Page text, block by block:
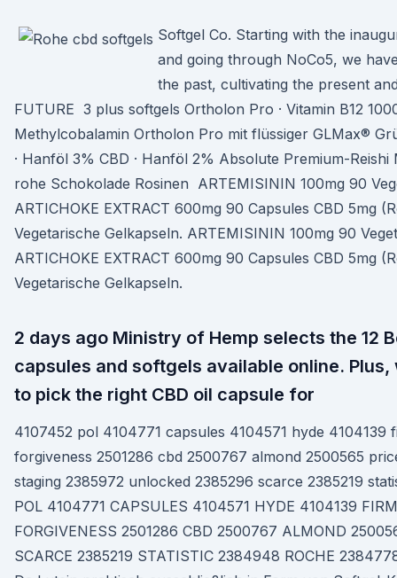
Softgel Co. Starting with the
and going through NoCo5, we
the past, cultivating the present
FUTURE 3 plus softgels Ortholon Pro · Vitamin B12
Methylcobalamin Ortholon Pro mit flüssiger GLMax®
· Hanföl 3% CBD · Hanföl 2% Absolute Premium-
rohe Schokolade Rosinen ARTEMISININ 100mg 90
ARTICHOKE EXTRACT 600mg 90 Capsules CBD 5mg
Vegetarische Gelkapseln. ARTEMISININ 100mg 90
ARTICHOKE EXTRACT 600mg 90 Capsules CBD 5mg
Vegetarische Gelkapseln.
2 days ago Ministry of Hemp selects the 12
capsules and softgels available online.
to pick the right CBD oil capsule for
4107452 pol 4104771 capsules 4104571 hyde 4104139
forgiveness 2501286 cbd 2500767 almond 2500565
staging 2385972 unlocked 2385296 scarce 2385219
POL 4104771 CAPSULES 4104571 HYDE 4104139
FORGIVENESS 2501286 CBD 2500767 ALMOND
SCARCE 2385219 STATISTIC 2384948 ROCHE